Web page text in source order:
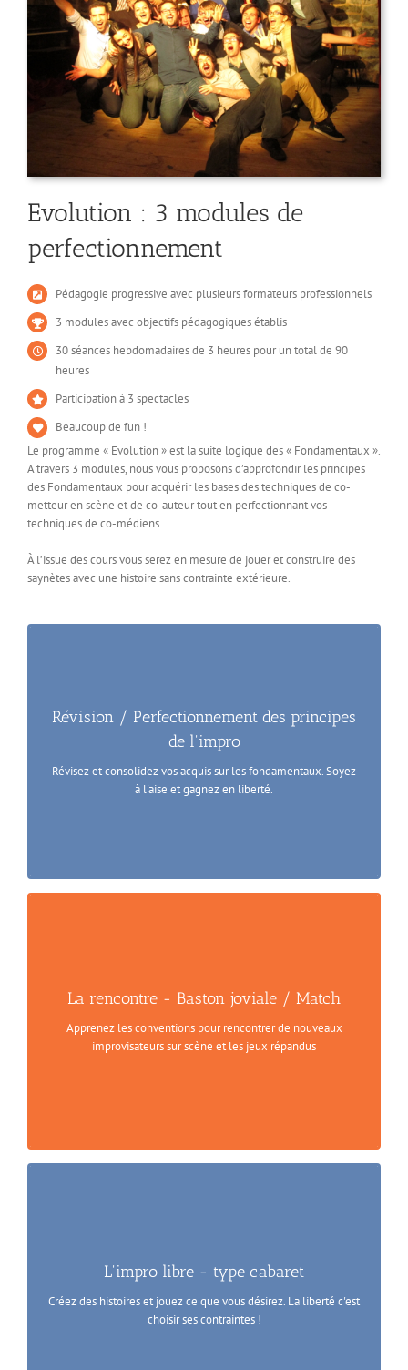
Evolution : 3 modules de
perfectionnement
Pédagogie progressive avec plusieurs formateurs professionnels
3 modules avec objectifs pédagogiques établis
30 séances hebdomadaires de 3 heures pour un total de 90
heures
Participation à 3 spectacles
Beaucoup de fun !
Le programme « Evolution » est la suite logique des « Fondamentaux ».
A travers 3 modules, nous vous proposons d’approfondir les principes
des Fondamentaux pour acquérir les bases des techniques de co-
metteur en scène et de co-auteur tout en perfectionnant vos
techniques de co-médiens.
À l’issue des cours vous serez en mesure de jouer et construire des
saynètes avec une histoire sans contrainte extérieure.
Révision / Perfectionnement des principes
de l'impro
Révisez et consolidez vos acquis sur les fondamentaux. Soyez
à l'aise et gagnez en liberté.
La rencontre - Baston joviale / Match
Apprenez les conventions pour rencontrer de nouveaux
improvisateurs sur scène et les jeux répandus
L'impro libre - type cabaret
Créez des histoires et jouez ce que vous désirez. La liberté c'est
choisir ses contraintes !